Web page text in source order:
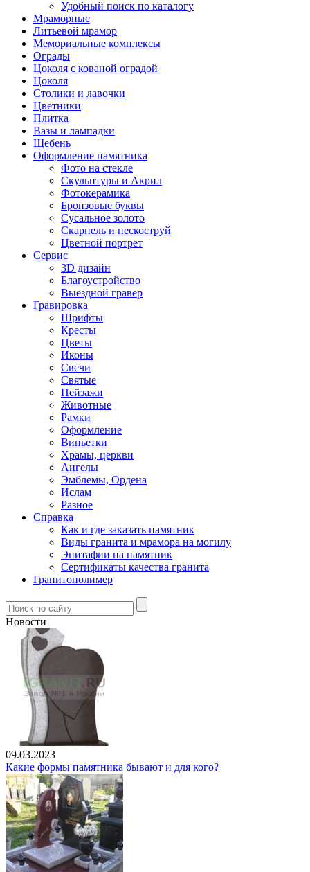
Удобный поиск по каталогу
Мраморные
Литьевой мрамор
Мемориальные комплексы
Ограды
Цоколя с кованой оградой
Цоколя
Столики и лавочки
Цветники
Плитка
Вазы и лампадки
Щебень
Оформление памятника
Фото на стекле
Скульптуры и Акрил
Фотокерамика
Бронзовые буквы
Сусальное золото
Скарпель и пескоструй
Цветной портрет
Сервис
3D дизайн
Благоустройство
Выездной гравер
Гравировка
Шрифты
Кресты
Цветы
Иконы
Свечи
Святые
Пейзажи
Животные
Рамки
Оформление
Виньетки
Храмы, церкви
Ангелы
Эмблемы, Ордена
Ислам
Разное
Справка
Как и где заказать памятник
Виды гранита и мрамора на могилу
Эпитафии на памятник
Сертификаты качества гранита
Гранитополимер
Новости
09.03.2023
Какие формы памятника бывают и для кого?